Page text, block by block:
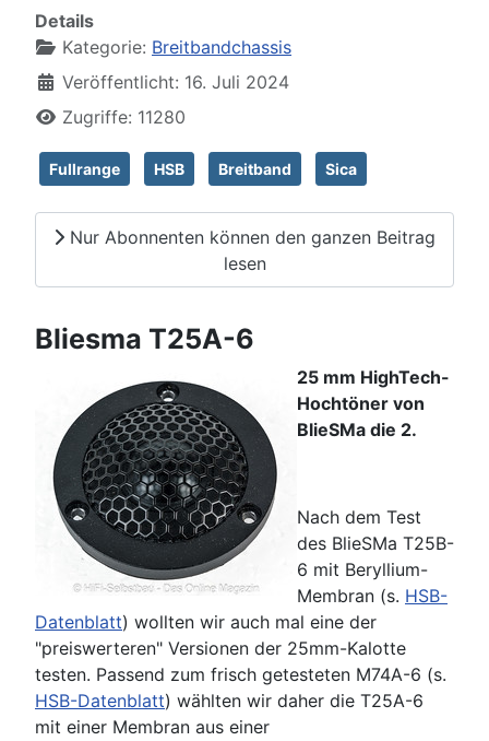
Details
Kategorie: Breitbandchassis
Veröffentlicht: 16. Juli 2024
Zugriffe: 11280
Fullrange HSB Breitband Sica
Nur Abonnenten können den ganzen Beitrag
lesen
Bliesma T25A-6
25 mm HighTech-
Hochtöner von
BlieSMa die 2.
Nach dem Test
des BlieSMa T25B-
6 mit Beryllium-
Membran (s. HSB-
Datenblatt) wollten wir auch mal eine der
"preiswerteren" Versionen der 25mm-Kalotte
testen. Passend zum frisch getesteten M74A-6 (s.
HSB-Datenblatt) wählten wir daher die T25A-6
mit einer Membran aus einer